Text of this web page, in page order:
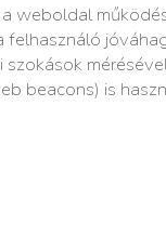
beacons) is